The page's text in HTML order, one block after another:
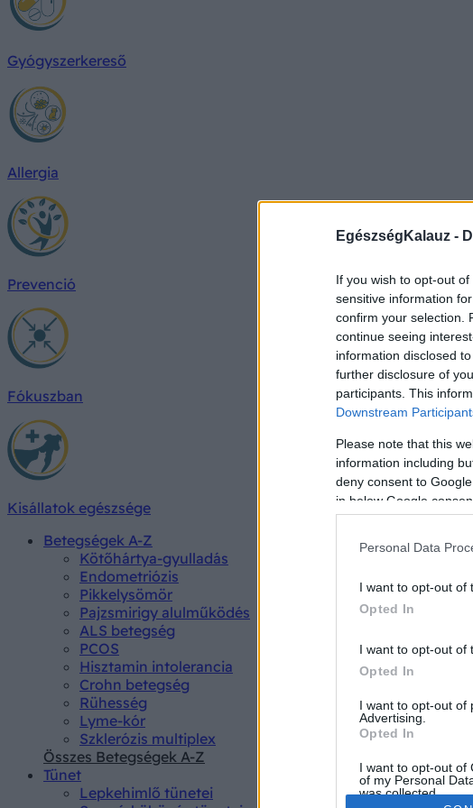
EgészségKalauz -
If you wish to opt-out
sensitive information
confirm your selection.
continue seeing
information disclosed
further disclosure of
participants. This
Downstream
Please note that this
information including
deny consent to
in below Google
Personal Data
I want to opt-out of
Opted In
I want to opt-out of
Opted In
I want to opt-out of
Advertising.
Opted In
I want to opt-out of
of my Personal
was collected.
Gyógyszerkereső
Allergia
Prevenció
Fókuszban
Kisállatok egészsége
Betegségek A-Z
Kötőhártya-gyulladás
Endometriózis
Pikkelysömör
Pajzsmirigy alulműködés
ALS betegség
PCOS
Hisztamin intolerancia
Crohn betegség
Rühesség
Lyme-kór
Szklerózis multiplex
Összes Betegségek A-Z
Tünet
Lepkehimlő tünetei